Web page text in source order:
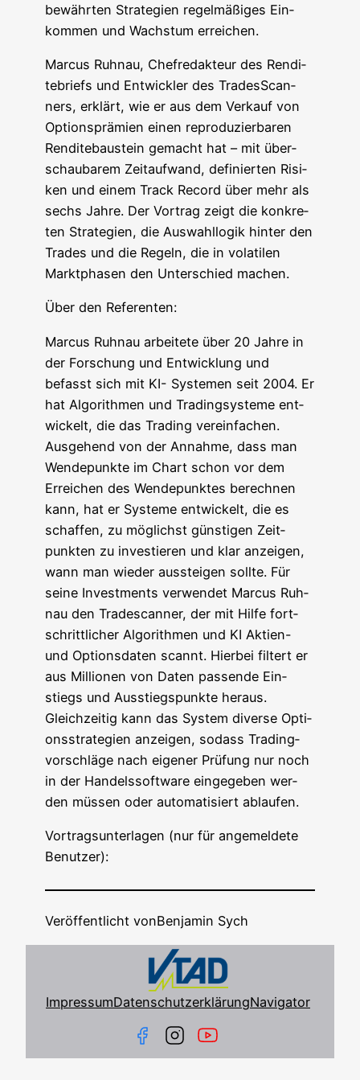
bewähr­ten Stra­te­gien regel­mä­ßi­ges Ein­
kom­men und Wachs­tum erreichen.
Mar­cus Ruh­nau, Chef­re­dak­teur des Ren­di­
te­briefs und Ent­wick­ler des TradesScan­
ners, erklärt, wie er aus dem Ver­kauf von
Opti­ons­prä­mi­en einen repro­du­zier­ba­ren
Ren­di­te­bau­stein gemacht hat – mit über­
schau­ba­rem Zeit­auf­wand, defi­nier­ten Risi­
ken und einem Track Record über mehr als
sechs Jah­re. Der Vor­trag zeigt die kon­kre­
ten Stra­te­gien, die Aus­wahl­lo­gik hin­ter den
Trades und die Regeln, die in vola­ti­len
Markt­pha­sen den Unter­schied machen.
Über den Referenten:
Mar­cus Ruh­nau arbei­te­te über 20 Jah­re in
der For­schung und Ent­wick­lung und
befasst sich mit KI- Sys­te­men seit 2004. Er
hat Algo­rith­men und Tra­ding­sys­te­me ent­
wi­ckelt, die das Tra­ding vereinfachen.
Aus­ge­hend von der Annah­me, dass man
Wen­de­punk­te im Chart schon vor dem
Errei­chen des Wen­de­punk­tes berech­nen
kann, hat er Sys­te­me ent­wi­ckelt, die es
schaf­fen, zu mög­lichst güns­ti­gen Zeit­
punk­ten zu inves­tie­ren und klar anzei­gen,
wann man wie­der aus­stei­gen soll­te. Für
sei­ne Invest­ments ver­wen­det Mar­cus Ruh­
nau den Trade­scan­ner, der mit Hil­fe fort­
schritt­li­cher Algo­rith­men und KI Akti­en-
und Opti­ons­da­ten scannt. Hier­bei fil­tert er
aus Mil­lio­nen von Daten pas­sen­de Ein­
stiegs und Aus­stiegs­punk­te heraus.
Gleich­zei­tig kann das Sys­tem diver­se Opti­
ons­stra­te­gien anzei­gen, sodass Tra­ding­
vor­schlä­ge nach eige­ner Prü­fung nur noch
in der Han­dels­soft­ware ein­ge­ge­ben wer­
den müs­sen oder auto­ma­ti­siert ablaufen.
Vor­trags­un­ter­la­gen (nur für ange­mel­de­te
Benutzer):
Veröffentlicht vonBenjamin Sych
ImpressumDatenschutzerklärungNavigator